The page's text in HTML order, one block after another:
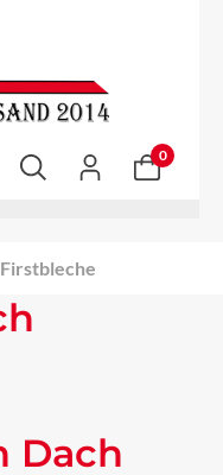
0
Firstbleche
Dach